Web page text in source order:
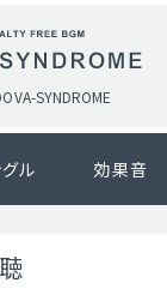
SYNDROME
ル 効果音